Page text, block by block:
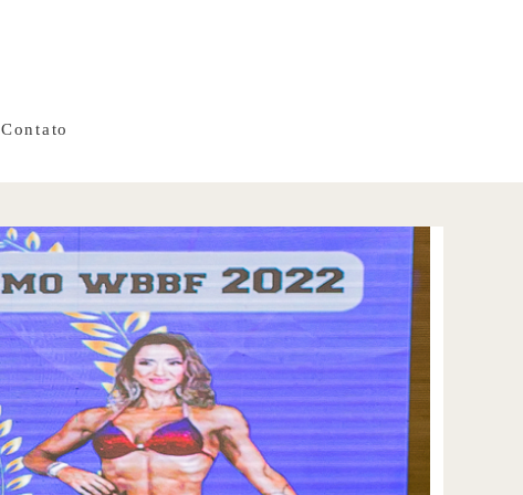
Contato